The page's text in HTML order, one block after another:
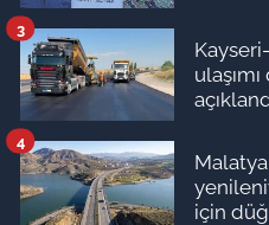
3
Malatya
için
4